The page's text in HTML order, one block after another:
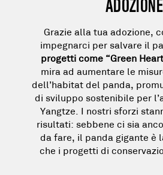
Grazie alla tua adozione,
impegnarci per salvare il
progetti come “Green
mira ad aumentare le
dell’habitat del panda,
di sviluppo sostenibile per
Yangtze. I nostri sforzi
risultati: sebbene ci sia
da fare, il panda gigante è
che i progetti di